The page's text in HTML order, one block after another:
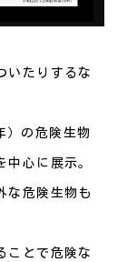
いたりするな
）の危険生物
中心に展示。
な危険生物も
ことで危険な